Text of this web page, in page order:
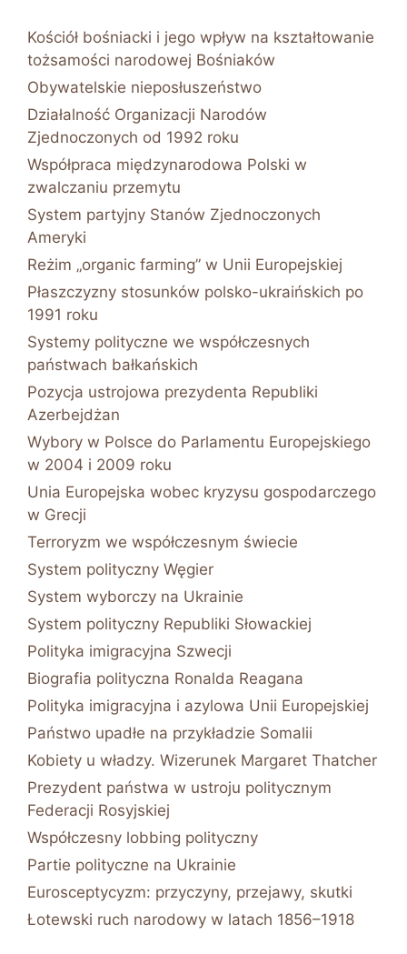
Kościół bośniacki i jego wpływ na kształtowanie
tożsamości narodowej Bośniaków
Obywatelskie nieposłuszeństwo
Działalność Organizacji Narodów
Zjednoczonych od 1992 roku
Współpraca międzynarodowa Polski w
zwalczaniu przemytu
System partyjny Stanów Zjednoczonych
Ameryki
Reżim „organic farming” w Unii Europejskiej
Płaszczyzny stosunków polsko-ukraińskich po
1991 roku
Systemy polityczne we współczesnych
państwach bałkańskich
Pozycja ustrojowa prezydenta Republiki
Azerbejdżan
Wybory w Polsce do Parlamentu Europejskiego
w 2004 i 2009 roku
Unia Europejska wobec kryzysu gospodarczego
w Grecji
Terroryzm we współczesnym świecie
System polityczny Węgier
System wyborczy na Ukrainie
System polityczny Republiki Słowackiej
Polityka imigracyjna Szwecji
Biografia polityczna Ronalda Reagana
Polityka imigracyjna i azylowa Unii Europejskiej
Państwo upadłe na przykładzie Somalii
Kobiety u władzy. Wizerunek Margaret Thatcher
Prezydent państwa w ustroju politycznym
Federacji Rosyjskiej
Współczesny lobbing polityczny
Partie polityczne na Ukrainie
Eurosceptycyzm: przyczyny, przejawy, skutki
Łotewski ruch narodowy w latach 1856–1918